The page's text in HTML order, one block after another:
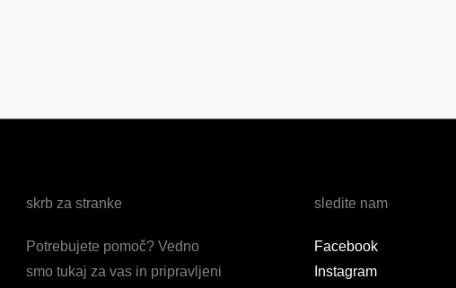
skrb za stranke
Potrebujete pomoč? Vedno
smo tukaj za vas in pripravljeni
sledite nam
Facebook
Instagram